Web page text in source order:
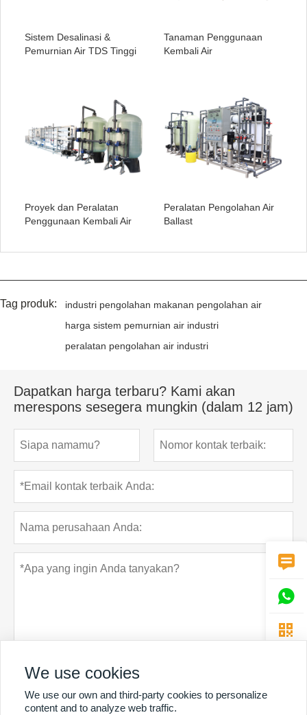
Sistem Desalinasi &
Pemurnian Air TDS Tinggi
Tanaman Penggunaan
Kembali Air
Proyek dan Peralatan
Penggunaan Kembali Air
Peralatan Pengolahan Air
Ballast
Tag produk:
industri pengolahan makanan pengolahan air
harga sistem pemurnian air industri
peralatan pengolahan air industri
Dapatkan harga terbaru? Kami akan
merespons sesegera mungkin (dalam 12 jam)
Menyerahkan Rahasia pribadi



We use cookies
We use our own and third-party cookies to personalize
content and to analyze web traffic.